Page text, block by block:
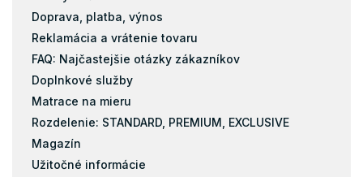
Doprava, platba, výnos
Reklamácia a vrátenie tovaru
FAQ: Najčastejšie otázky zákazníkov
Doplnkové služby
Matrace na mieru
Rozdelenie: STANDARD, PREMIUM, EXCLUSIVE
Magazín
Užitočné informácie